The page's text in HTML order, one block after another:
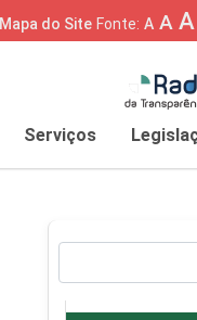
Mapa do Site Fonte: A A A
Serviços